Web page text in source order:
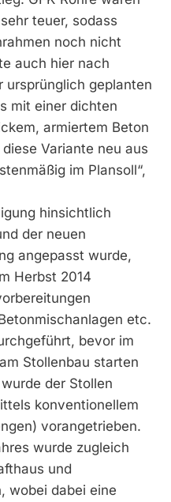
teuer, sodass
noch nicht
auch hier nach
ursprünglich geplanten
mit einer dichten
armiertem Beton
Variante neu aus
im Plansoll“,
hinsichtlich
der neuen
angepasst wurde,
Herbst 2014
etc.
bevor im
Stollenbau starten
der Stollen
konventionellem
vorangetrieben.
wurde zugleich
und
wobei dabei eine